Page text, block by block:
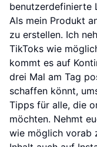
benutzerdefinierte
Als mein Produkt
zu erstellen. Ich
TikToks wie
kommt es auf
drei Mal am Tag
schaffen könnt,
Tipps für alle, die
möchten. Nehmt
wie möglich vorab